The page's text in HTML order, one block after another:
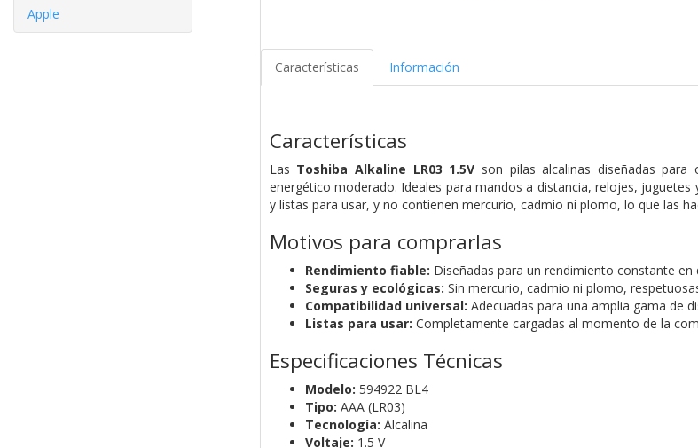
Apple
Características Información
Características
Las Toshiba Alkaline LR03 1.5V son pilas alcalinas diseñadas
energético moderado. Ideales para mandos a distancia, relojes,
y listas para usar, y no contienen mercurio, cadmio ni plomo, lo que las
Motivos para comprarlas
Rendimiento fiable: Diseñadas para un rendimiento constante
Seguras y ecológicas: Sin mercurio, cadmio ni plomo,
Compatibilidad universal: Adecuadas para una amplia gama de
Listas para usar: Completamente cargadas al momento de la
Especificaciones Técnicas
Modelo: 594922 BL4
Tipo: AAA (LR03)
Tecnología: Alcalina
Voltaje: 1.5 V